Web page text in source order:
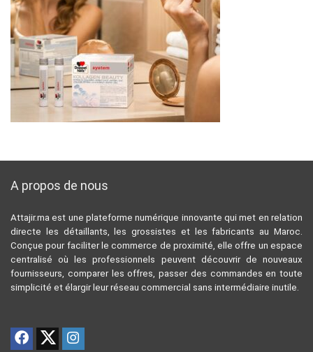
A propos de nous
Attajir.ma est une plateforme numérique innovante qui met en relation
directe les détaillants, les grossistes et les fabricants au Maroc.
Conçue pour faciliter le commerce de proximité, elle offre un espace
centralisé où les professionnels peuvent découvrir de nouveaux
fournisseurs, comparer les offres, passer des commandes en toute
simplicité et élargir leur réseau commercial sans intermédiaire inutile.